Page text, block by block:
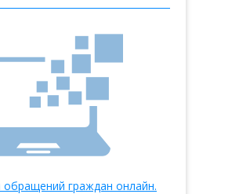
граждан онлайн.